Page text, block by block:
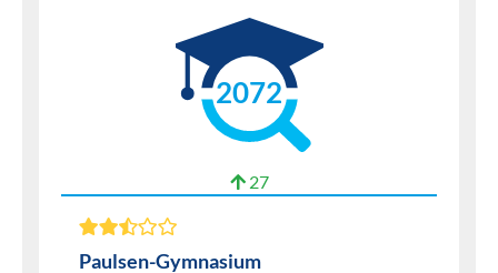
2072
27
Paulsen-Gymnasium